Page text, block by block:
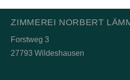
ZIMMEREI NORBERT
Forstweg 3
27793 Wildeshausen